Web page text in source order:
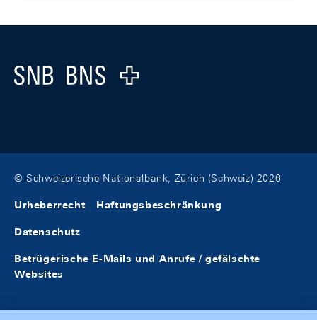
Logo
© Schweizerische Nationalbank, Zürich (Schweiz) 2026
Urheberrecht Haftungsbeschränkung
Datenschutz
Betrügerische E-Mails und Anrufe / gefälschte
Websites